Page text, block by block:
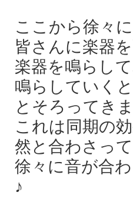
ここから徐々
皆さんに楽器
楽器を鳴らし
鳴らしていく
とそろってき
これは同期の
然と合わさっ
徐々に音が合
♪